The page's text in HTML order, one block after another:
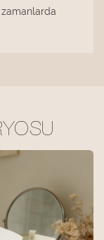
zamanlarda